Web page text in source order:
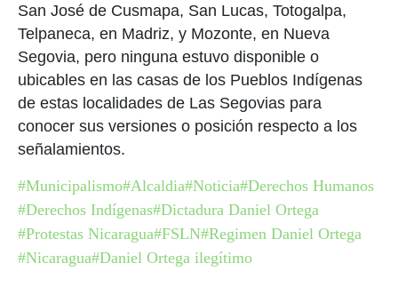
San José de Cusmapa, San Lucas, Totogalpa,
Telpaneca, en Madriz, y Mozonte, en Nueva
Segovia, pero ninguna estuvo disponible o
ubicables en las casas de los Pueblos Indígenas
de estas localidades de Las Segovias para
conocer sus versiones o posición respecto a los
señalamientos.
#Municipalismo#Alcaldia#Noticia#Derechos Humanos
#Derechos Indígenas#Dictadura Daniel Ortega
#Protestas Nicaragua#FSLN#Regimen Daniel Ortega
#Nicaragua#Daniel Ortega ilegítimo